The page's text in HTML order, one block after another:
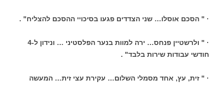
· " הסכם אוסלו… שני הצדדים פגעו בסיכויי ההסכם להצליח" .
· " ולרשטיין פנחס… ירה למוות בנער הפלסטיני … ונידון ל-4
חודשי עבודות שירות בלבד" .
· " זית, עץ, אחד מסמלי השלום… עקירת עצי זית… המעשה